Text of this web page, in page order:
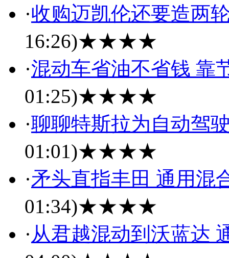
·收购迈凯伦还要造两
16:26)★★★★
·混动车省油不省钱 靠
01:25)★★★★
·聊聊特斯拉为自动驾
01:01)★★★★
·矛头直指丰田 通用混
01:34)★★★★
·从君越混动到沃蓝达